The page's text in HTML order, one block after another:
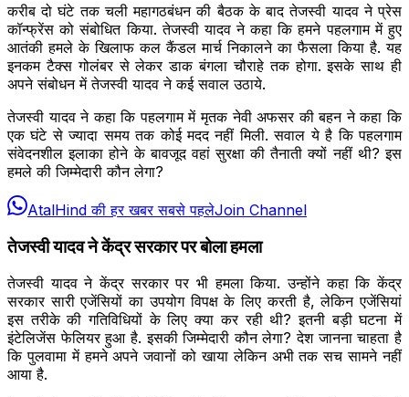
करीब दो घंटे तक चली महागठबंधन की बैठक के बाद तेजस्वी यादव ने प्रेस
कॉन्फ्रेंस को संबोधित किया. तेजस्वी यादव ने कहा कि हमने पहलगाम में हुए
आतंकी हमले के खिलाफ कल कैंडल मार्च निकालने का फैसला किया है. यह
इनकम टैक्स गोलंबर से लेकर डाक बंगला चौराहे तक होगा. इसके साथ ही
अपने संबोधन में तेजस्वी यादव ने कई सवाल उठाये.
तेजस्वी यादव ने कहा कि पहलगाम में मृतक नेवी अफसर की बहन ने कहा कि
एक घंटे से ज्यादा समय तक कोई मदद नहीं मिली. सवाल ये है कि पहलगाम
संवेदनशील इलाका होने के बावजूद वहां सुरक्षा की तैनाती क्यों नहीं थी? इस
हमले की जिम्मेदारी कौन लेगा?
AtalHind की हर खबर सबसे पहलेJoin Channel
तेजस्वी यादव ने केंद्र सरकार पर बोला हमला
तेजस्वी यादव ने केंद्र सरकार पर भी हमला किया. उन्होंने कहा कि केंद्र
सरकार सारी एजेंसियों का उपयोग विपक्ष के लिए करती है, लेकिन एजेंसियां
इस तरीके की गतिविधियों के लिए क्या कर रही थी? इतनी बड़ी घटना में
इंटेलिजेंस फेलियर हुआ है. इसकी जिम्मेदारी कौन लेगा? देश जानना चाहता है
कि पुलवामा में हमने अपने जवानों को खाया लेकिन अभी तक सच सामने नहीं
आया है.